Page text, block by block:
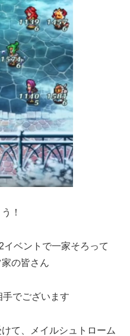
！
ベントで一家そろって
の皆さん
でございます
て、メイルシュトローム